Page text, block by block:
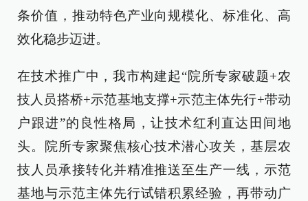
条价值，推动特色产业向规模化、标准化、高
效化稳步迈进。
在技术推广中，我市构建起“院所专家破题+农
技人员搭桥+示范基地支撑+示范主体先行+带动
户跟进”的良性格局，让技术红利直达田间地
头。院所专家聚焦核心技术潜心攻关，基层农
技人员承接转化并精准推送至生产一线，示范
基地与示范主体先行试错积累经验，再带动广